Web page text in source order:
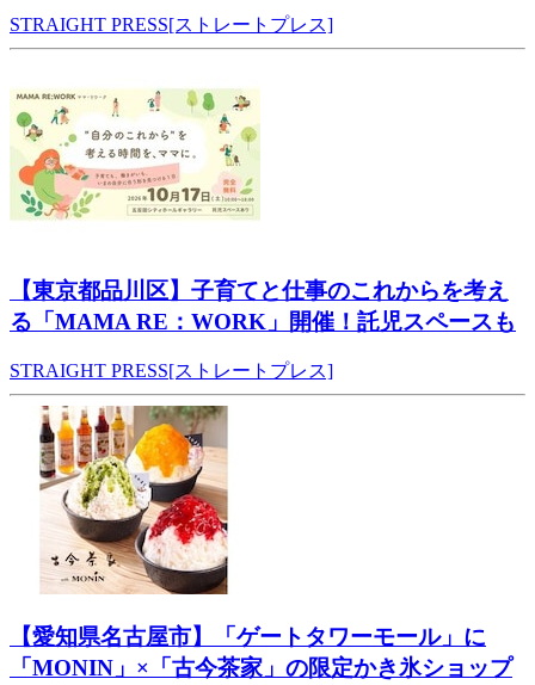
STRAIGHT PRESS[ストレートプレス]
【東京都品川区】子育てと仕事のこれからを考え
る「MAMA RE：WORK」開催！託児スペースも
STRAIGHT PRESS[ストレートプレス]
【愛知県名古屋市】「ゲートタワーモール」に
「MONIN」×「古今茶家」の限定かき氷ショップ